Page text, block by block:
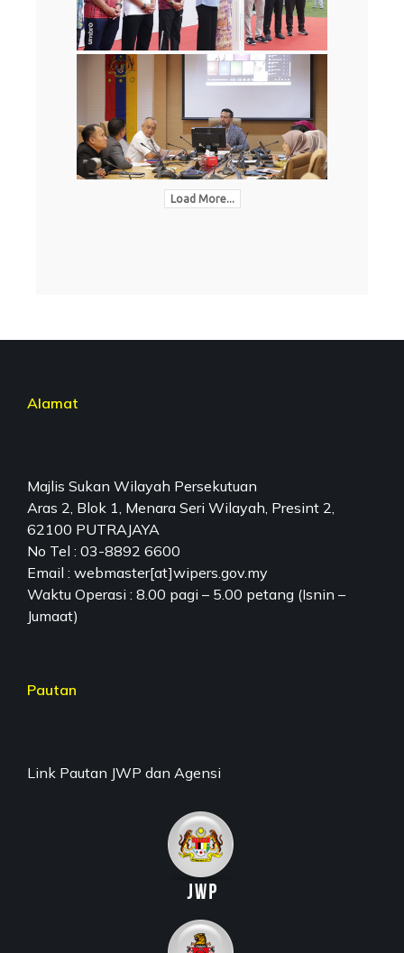
Load More...
Alamat
Majlis Sukan Wilayah Persekutuan
Aras 2, Blok 1, Menara Seri Wilayah, Presint 2,
62100 PUTRAJAYA
No Tel : 03-8892 6600
Email : webmaster[at]wipers.gov.my
Waktu Operasi : 8.00 pagi – 5.00 petang (Isnin –
Jumaat)
Pautan
Link Pautan JWP dan Agensi